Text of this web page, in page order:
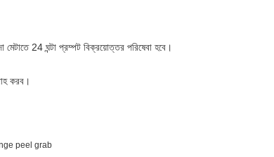
মেটাতে 24 ঘন্টা প্রম্পট বিক্রয়োত্তর পরিষেবা হবে।
করব।
peel grab